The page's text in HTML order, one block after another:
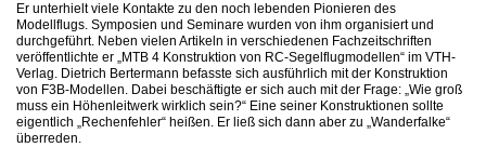
Er unterhielt viele Kontakte zu den noch lebenden Pionieren des
Modellflugs. Symposien und Seminare wurden von ihm organisiert und
durchgeführt. Neben vielen Artikeln in verschiedenen Fachzeitschriften
veröffentlichte er „MTB 4 Konstruktion von RC-Segelflugmodellen“ im VTH-
Verlag. Dietrich Bertermann befasste sich ausführlich mit der Konstruktion
von F3B-Modellen. Dabei beschäftigte er sich auch mit der Frage: „Wie groß
muss ein Höhenleitwerk wirklich sein?“ Eine seiner Konstruktionen sollte
eigentlich „Rechenfehler“ heißen. Er ließ sich dann aber zu „Wanderfalke“
überreden.